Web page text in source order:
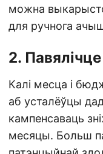
можна
для ручнога
2.
Калі месца і
аб усталёўцы
кампенсаваць
месяцы. Больш